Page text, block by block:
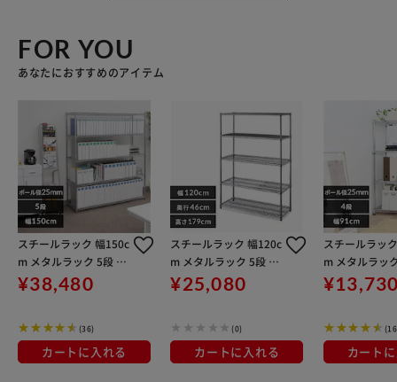
FOR YOU
あなたにおすすめのアイテム
スチールラック 幅150c
m メタルラック 5段 M
R-1518J (ポール直径2
5mm・棚板5枚)
¥38,480
(36)
カートに入れる
スチールラック 幅120c
m メタルラック 5段 M
R-1218JK シルバー (ポ
ール直径25mm・棚板
¥25,080
(0)
カートに入れる
スチールラッ
m メタルラッ
R-9012J (ポー
5mm・棚板4
カート